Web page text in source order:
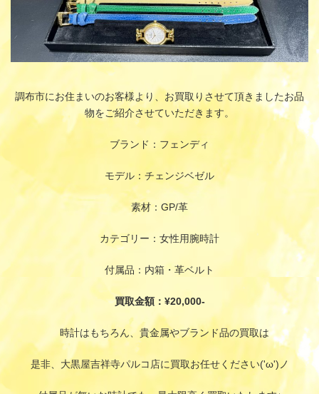
調布市にお住まいのお客様より、お買取りさせて頂きましたお品
物をご紹介させていただきます。
ブランド：フェンディ
モデル：チェンジベゼル
素材：GP/革
カテゴリー：女性用腕時計
付属品：内箱・革ベルト
買取金額：¥20,000-
時計はもちろん、貴金属やブランド品の買取は
是非、大黒屋吉祥寺パルコ店に買取お任せください('ω')ノ